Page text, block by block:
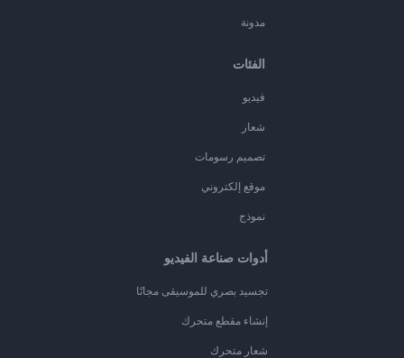
مدونة
الفئات
فيديو
شعار
تصميم رسومات
موقع إلكتروني
نموذج
أدوات صناعة الفيديو
تجسيد بصري للموسيقى مجانًا
إنشاء مقطع متحرك
شعار متحرك